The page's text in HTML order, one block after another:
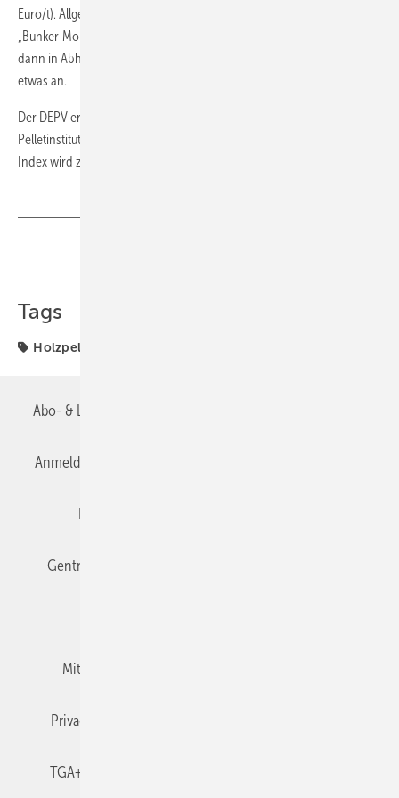
Euro/t). Allgemein gelten Mai, Juni und Juli als die günstigsten
„Bunker-Monate“; mit dem Start der Heizsaison ziehen die Preise
dann in Abhängigkeit der Nachfrage und des Rohstoffaufkommens
etwas an.
Der DEPV erhebt seit Jahresbeginn 2011 über das Deutsche
Pelletinstitut (DEPI) den DEPV-Index für den Preis von Holzpellets. Der
Index wird zur Monatsmitte veröffentlicht. ■
Tags
Holzpellet
Abo- & Leserservice
Anmelden
Gentner Verlag
Mitgliedschaften und Engagement
Privacy Manager
TGA+E-WissensCheck